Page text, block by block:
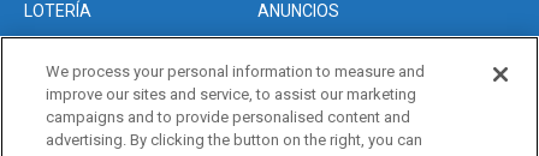
LOTERÍA
ANUNCIOS
Acerca de nosotros
Advertise with Us/Anuncios
We process your personal information to measure and
improve our sites and service, to assist our marketing
campaigns and to provide personalised content and
advertising. By clicking the button on the right, you can